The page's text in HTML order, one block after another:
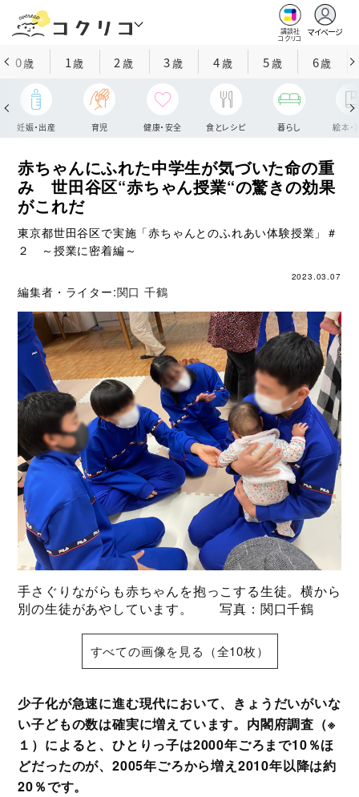
講談社
コクリコ
マイページ
0歳 1歳 2 歳 3歳 4歳 5歳 6歳
妊娠・出産 育児 健康・安全 食とレシピ 暮らし 絵本・
赤ちゃんにふれた中学生が気づいた命の重
み 世田谷区“赤ちゃん授業“の驚きの効果
がこれだ
東京都世田谷区で実施「赤ちゃんとのふれあい体験授業」＃
２ ～授業に密着編～
2023.03.07
編集者・ライター:関口 千鶴
手さぐりながらも赤ちゃんを抱っこする生徒。横から
別の生徒があやしています。 写真：関口千鶴
すべての画像を見る（全10枚）
少子化が急速に進む現代において、きょうだいがいな
い子どもの数は確実に増えています。内閣府調査（※
１）によると、ひとりっ子は2000年ごろまで10％ほ
どだったのが、2005年ごろから増え2010年以降は約
20％です。